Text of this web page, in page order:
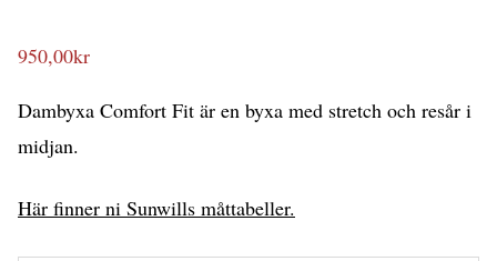
950,00kr
Dambyxa Comfort Fit är en byxa med stretch och resår i
midjan.
Här finner ni Sunwills måttabeller.